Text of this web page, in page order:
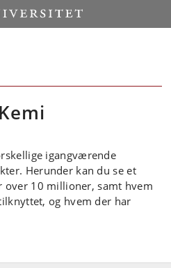
igangværende
Herunder kan du se et
over 10 millioner, samt hvem
og hvem der har